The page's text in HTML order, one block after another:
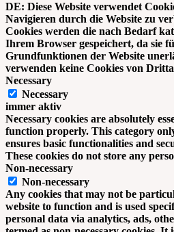
DE: Diese Website verwendet
Navigieren durch die Website zu
Cookies werden die nach Bedarf
Ihrem Browser gespeichert, da sie
Grundfunktionen der Website
verwenden keine Cookies von
Necessary
Necessary
immer aktiv
Necessary cookies are absolutely
function properly. This category
ensures basic functionalities and
These cookies do not store any
Non-necessary
Non-necessary
Any cookies that may not be
website to function and is used
personal data via analytics, ads,